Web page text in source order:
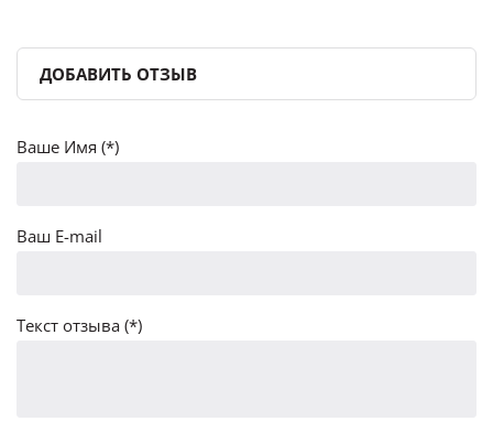
ДОБАВИТЬ ОТЗЫВ
Ваше Имя (*)
Ваш E-mail
Текст отзыва (*)